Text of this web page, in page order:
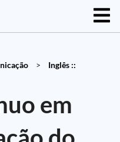
> Inglês ::
em